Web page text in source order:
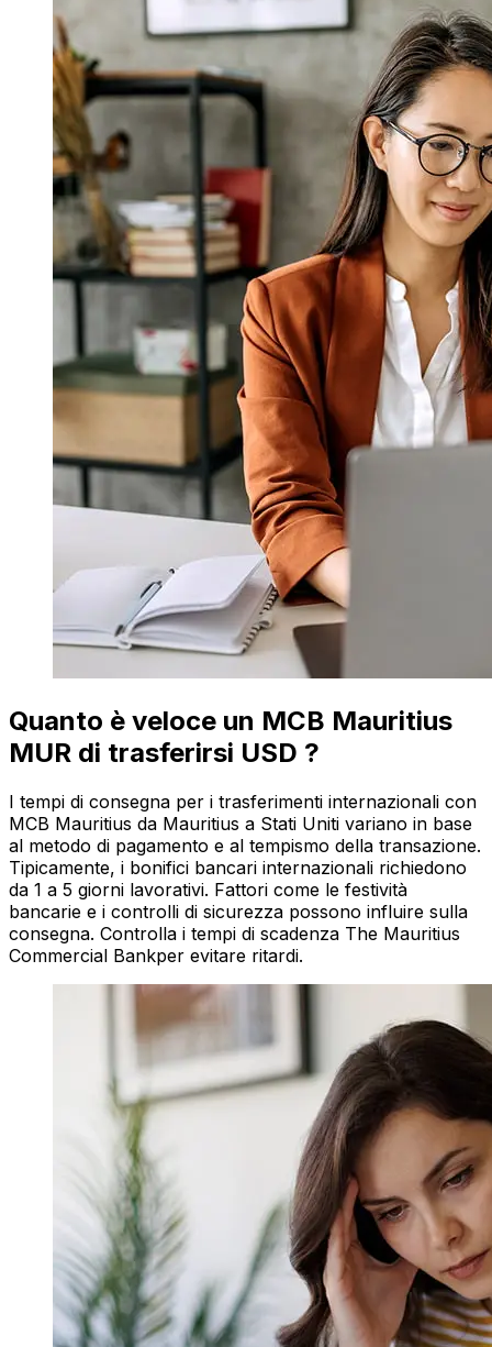
Quanto è veloce un MCB Mauritius
MUR di trasferirsi USD ?
I tempi di consegna per i trasferimenti internazionali con
MCB Mauritius da Mauritius a Stati Uniti variano in base
al metodo di pagamento e al tempismo della transazione.
Tipicamente, i bonifici bancari internazionali richiedono
da 1 a 5 giorni lavorativi. Fattori come le festività
bancarie e i controlli di sicurezza possono influire sulla
consegna. Controlla i tempi di scadenza The Mauritius
Commercial Bankper evitare ritardi.